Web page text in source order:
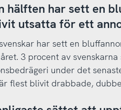
hälften har sett en
utsatta för ett
har sett en
3 procent av
under det
flest blivit drabbade,